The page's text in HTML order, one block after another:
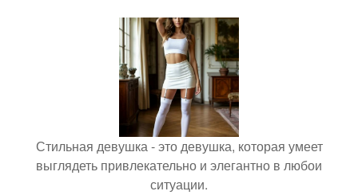
Стильная девушка - это девушка, которая умеет
выглядеть привлекательно и элегантно в любои
ситуации.